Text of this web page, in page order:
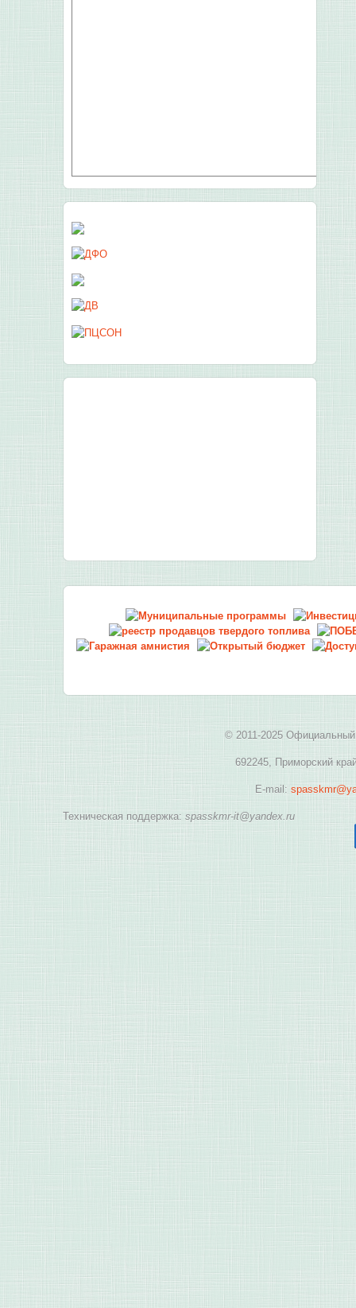
© 2011-2025 Официальный
692245, Приморский
E-mail:
Техническая поддержка: spasskmr-it@yandex.ru